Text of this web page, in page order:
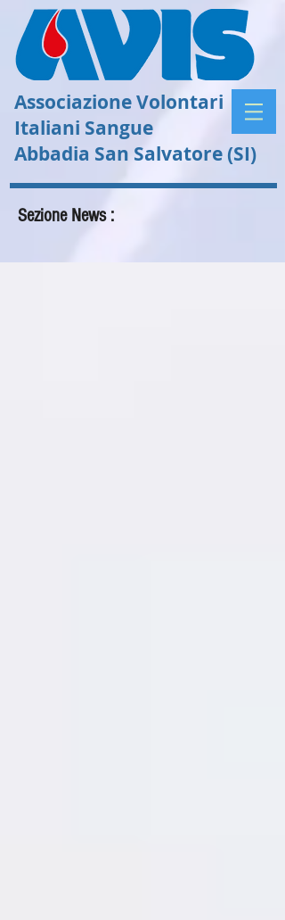
Associazione Volontari
Italiani Sangue
Abbadia San Salvatore (SI)
Sezione News :